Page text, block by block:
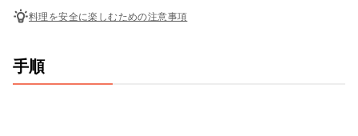
料理を安全に楽しむための注意事項
手順